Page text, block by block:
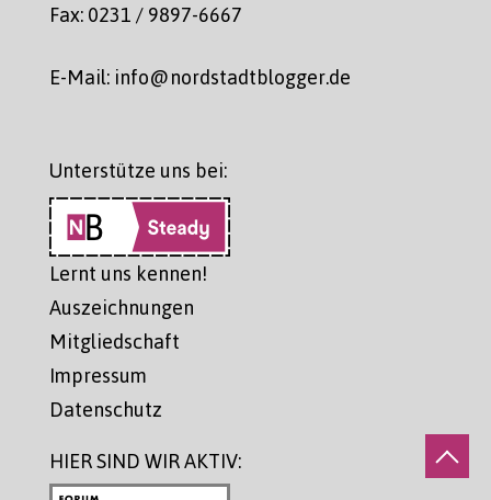
Fax: 0231 / 9897-6667
E-Mail: info@nordstadtblogger.de
Unterstütze uns bei:
Lernt uns kennen!
Auszeichnungen
Mitgliedschaft
Impressum
Datenschutz
HIER SIND WIR AKTIV: